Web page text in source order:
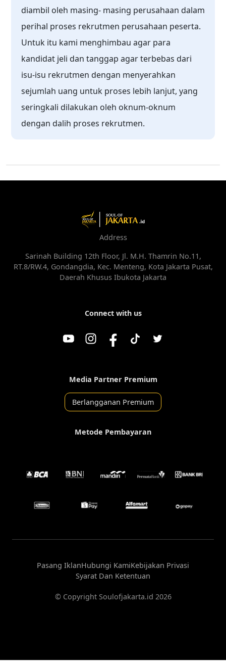
diambil oleh masing- masing perusahaan dalam
perihal proses rekrutmen perusahaan peserta.
Untuk itu kami menghimbau agar para
kandidat jeli dan tanggap agar terbebas dari
isu-isu rekrutmen dengan menyerahkan
sejumlah uang untuk proses lebih lanjut, yang
seringkali dilakukan oleh oknum-oknum
dengan dalih proses rekrutmen.
Address
Sarinah Building 12th Floor, Jl. M.H. Thamrin No.11,
RT.8/RW.4, Gondangdia, Kec. Menteng, Kota Jakarta Pusat,
Daerah Khusus Ibukota Jakarta
Connect with us
Media Partner Premium
Berlangganan Premium
Metode Pembayaran
© Copyright Soulofjakarta.id 2026
Pasang IklanHubungi KamiKebijakan Privasi
Syarat Dan Ketentuan